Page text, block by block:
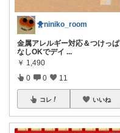
🐥niniko_room
金属アレルギー対応＆つけっぱ
なしOKでデイ ...
￥ 1,490
0 0 11
コレ いいね